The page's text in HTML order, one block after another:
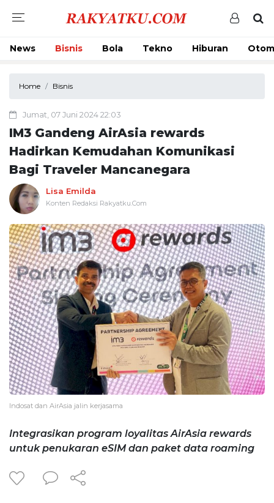
News Bisnis Bola Tekno Hiburan
Home Bisnis
Jumat, 07 Juni 2024 22:03
IM3 Gandeng AirAsia rewards
Hadirkan Kemudahan Komunikasi
Bagi Traveler Mancanegara
Lisa Emilda
Konten Redaksi Rakyatku.Com
Indosat dan AirAsia jalin kerjasama
Integrasikan program loyalitas AirAsia rewards
untuk penukaran eSIM dan paket data roaming